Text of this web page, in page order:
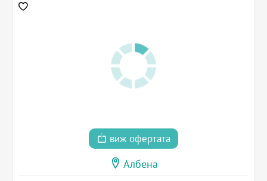
виж офертата
Албена